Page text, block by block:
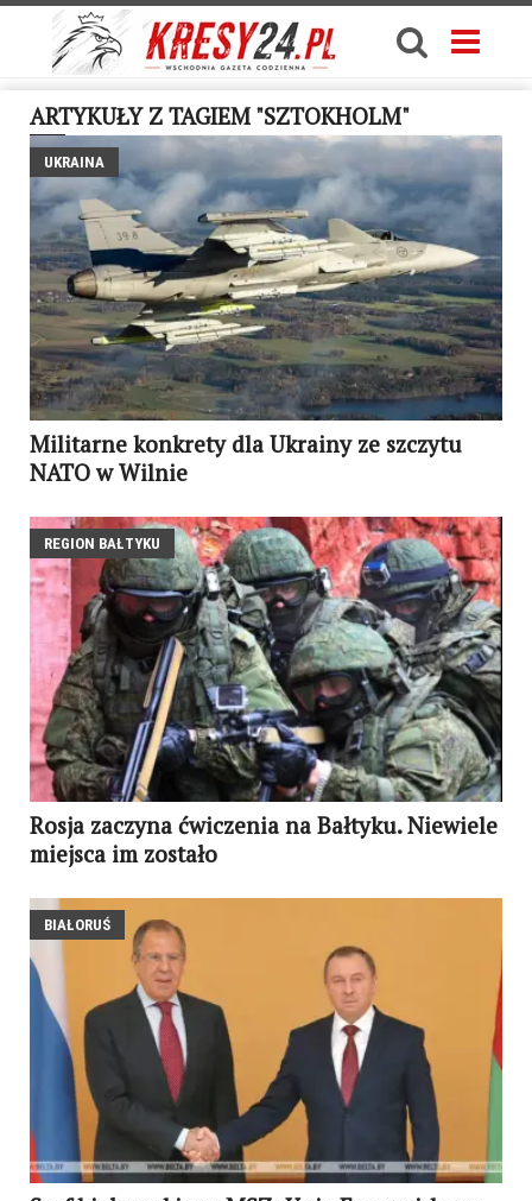
ARTYKUŁY Z TAGIEM "SZTOKHOLM"
UKRAINA
Militarne konkrety dla Ukrainy ze szczytu
NATO w Wilnie
REGION BAŁTYKU
Rosja zaczyna ćwiczenia na Bałtyku. Niewiele
miejsca im zostało
BIAŁORUŚ